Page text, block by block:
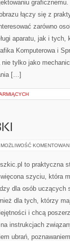
łączy się z
zarówno
aparatu, jak i
Komputerowa i
tylko jako
[…]
MOŻLIWOŚĆ
to praktyczna
szyciu, która
dla osób uczących
dla tych, którzy
i chcą
instrukcjach
ubrań,